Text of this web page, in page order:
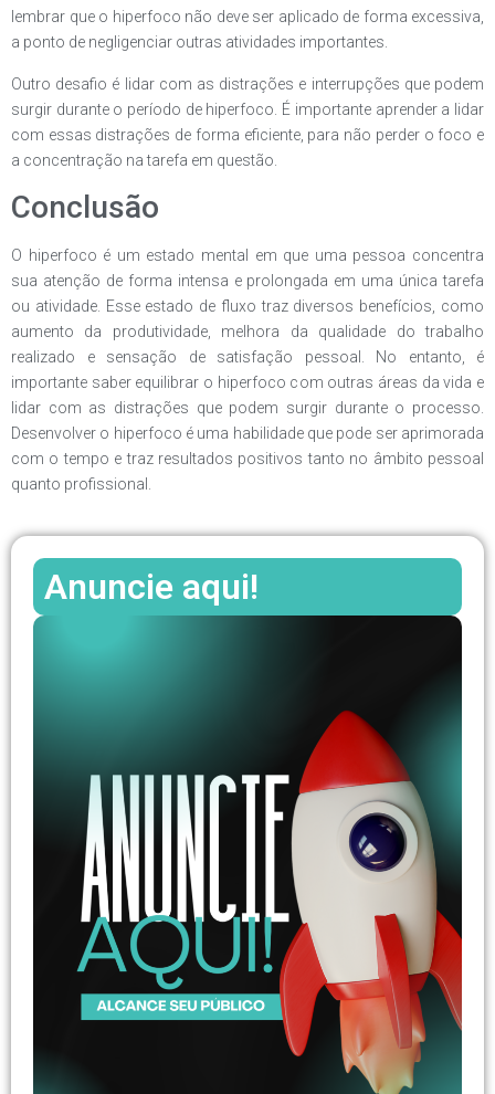
lembrar que o hiperfoco não deve ser aplicado de forma excessiva,
a ponto de negligenciar outras atividades importantes.
Outro desafio é lidar com as distrações e interrupções que podem
surgir durante o período de hiperfoco. É importante aprender a lidar
com essas distrações de forma eficiente, para não perder o foco e
a concentração na tarefa em questão.
Conclusão
O hiperfoco é um estado mental em que uma pessoa concentra
sua atenção de forma intensa e prolongada em uma única tarefa
ou atividade. Esse estado de fluxo traz diversos benefícios, como
aumento da produtividade, melhora da qualidade do trabalho
realizado e sensação de satisfação pessoal. No entanto, é
importante saber equilibrar o hiperfoco com outras áreas da vida e
lidar com as distrações que podem surgir durante o processo.
Desenvolver o hiperfoco é uma habilidade que pode ser aprimorada
com o tempo e traz resultados positivos tanto no âmbito pessoal
quanto profissional.
Anuncie aqui!